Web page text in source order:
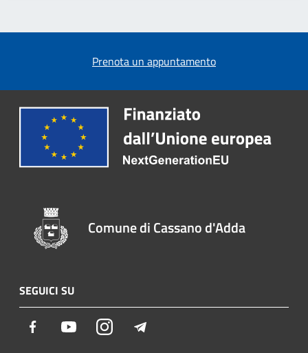
Prenota un appuntamento
Comune di Cassano d'Adda
SEGUICI SU
Facebook YoutubeInstagram